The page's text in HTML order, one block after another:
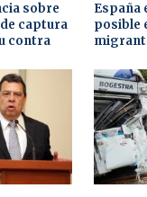
sobre
captura
contra
España
posible